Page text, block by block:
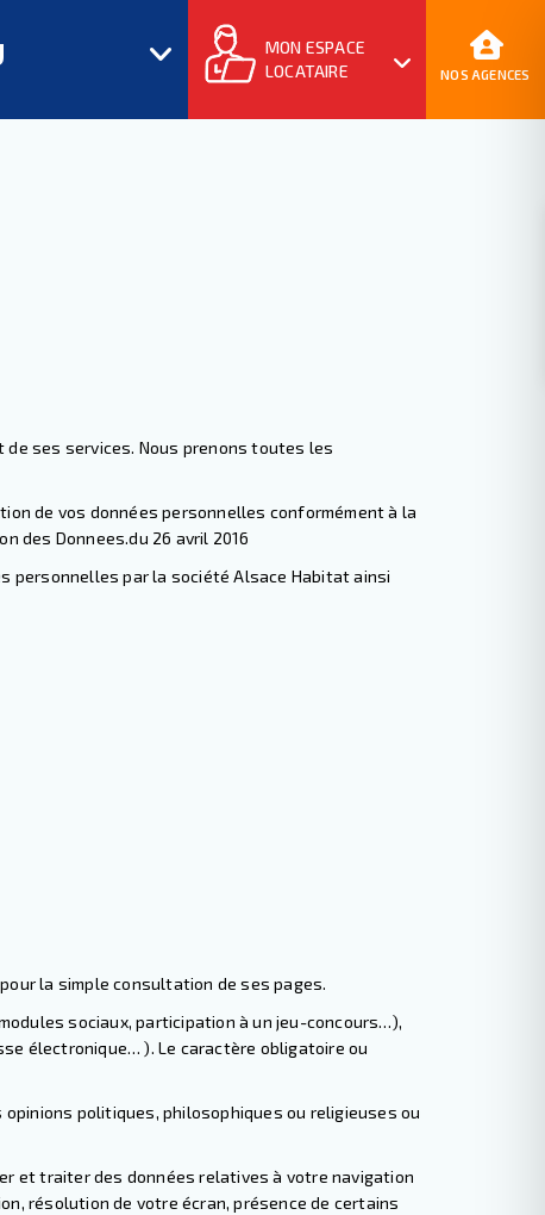
MON ESPACE
LOCATAIRE
NOS AGENCES
ses services. Nous prenons toutes les
de vos données personnelles conformément à la
des Donnees.du 26 avril 2016
personnelles par la société Alsace Habitat ainsi
la simple consultation de ses pages.
sociaux, participation à un jeu-concours…),
électronique… ). Le caractère obligatoire ou
politiques, philosophiques ou religieuses ou
et traiter des données relatives à votre navigation
résolution de votre écran, présence de certains